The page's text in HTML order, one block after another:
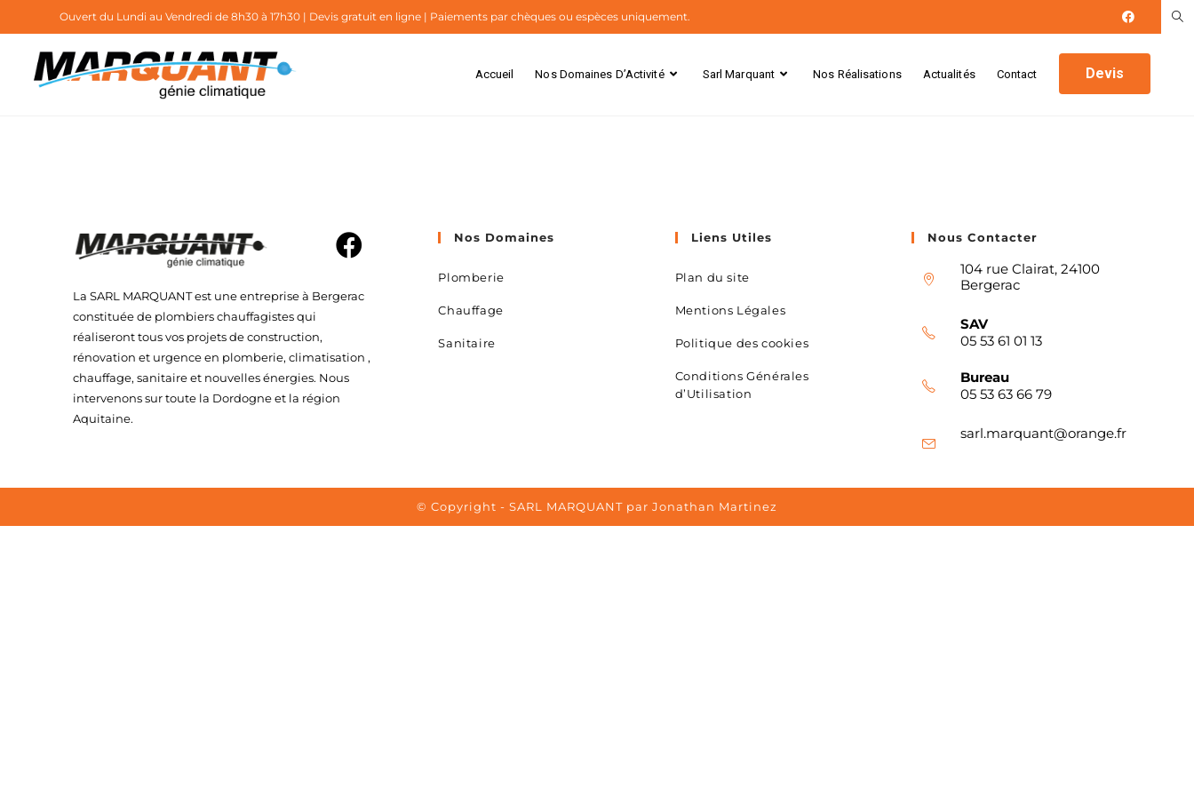
Ouvert du Lundi au Vendredi de 8h30 à 17h30 | Devis gratuit en ligne | Paiements par chèques ou espèces uniquement.
Accueil Nos Domaines D’Activité Sarl Marquant Nos Réalisations Actualités Contact Devis
La SARL MARQUANT est une entreprise à Bergerac
constituée de plombiers chauffagistes qui
réaliseront tous vos projets de construction,
rénovation et urgence en plomberie, climatisation ,
chauffage, sanitaire et nouvelles énergies. Nous
intervenons sur toute la Dordogne et la région
Aquitaine.
Nos Domaines
Plomberie
Chauffage
Sanitaire
Liens Utiles
Plan du site
Mentions Légales
Politique des cookies
Conditions Générales
d’Utilisation
Nous Contacter
104 rue Clairat, 24100
Bergerac
SAV
05 53 61 01 13
Bureau
05 53 63 66 79
sarl.marquant@orange.fr
© Copyright - SARL MARQUANT par Jonathan Martinez